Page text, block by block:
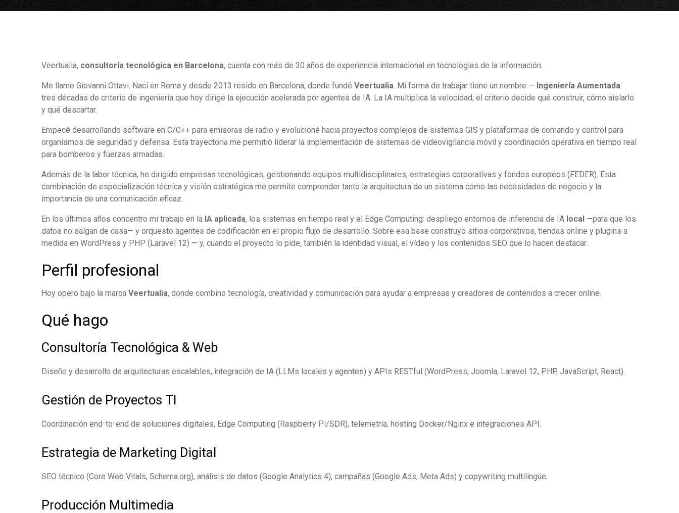
Veertualia, consultoría tecnológica en Barcelona, cuenta con más de 30 años de experiencia internacional en tecnologías de la información.
Me llamo Giovanni Ottavi. Nací en Roma y desde 2013 resido en Barcelona, donde fundéVeertualia. Mi forma de trabajar tiene un nombre — Ingeniería Aumentada:
tres décadas de criterio de ingeniería que hoy dirige la ejecución acelerada por agentes de IA. La IA multiplica la velocidad; el criterio decide qué construir, cómo aislarlo
y qué descartar.
Empecé desarrollando software en C/C++ para emisoras de radio y evolucioné hacia proyectos complejos de sistemas GIS y plataformas de comando y control para
organismos de seguridad y defensa. Esta trayectoria me permitió liderar la implementación de sistemas de videovigilancia móvil y coordinación operativa en tiempo real
para bomberos y fuerzas armadas.
Además de la labor técnica, he dirigido empresas tecnológicas, gestionando equipos multidisciplinares, estrategias corporativas y fondos europeos (FEDER). Esta
combinación de especialización técnica y visión estratégica me permite comprender tanto la arquitectura de un sistema como las necesidades de negocio y la
importancia de una comunicación eficaz.
En los últimos años concentro mi trabajo en la IA aplicada, los sistemas en tiempo real y el Edge Computing: despliego entornos de inferencia de IA local —para que los
datos no salgan de casa— y orquesto agentes de codificación en el propio flujo de desarrollo. Sobre esa base construyo sitios corporativos, tiendas online y plugins a
medida en WordPress y PHP (Laravel 12) — y, cuando el proyecto lo pide, también la identidad visual, el vídeo y los contenidos SEO que lo hacen destacar.
Perfil profesional
Hoy opero bajo la marcaVeertualia, donde combino tecnología, creatividad y comunicación para ayudar a empresas y creadores de contenidos a crecer online.
Qué hago
Consultoría Tecnológica & Web
Diseño y desarrollo de arquitecturas escalables, integración de IA (LLMs locales y agentes) y APIs RESTful (WordPress, Joomla, Laravel 12, PHP, JavaScript, React).
Gestión de Proyectos TI
Coordinación end-to-end de soluciones digitales, Edge Computing (Raspberry Pi/SDR), telemetría, hosting Docker/Nginx e integraciones API.
Estrategia de Marketing Digital
SEO técnico (Core Web Vitals, Schema.org), análisis de datos (Google Analytics 4), campañas (Google Ads, Meta Ads) y copywriting multilingüe.
Producción Multimedia